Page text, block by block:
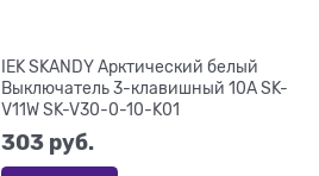
IEK SKANDY Арктический белый
Выключатель 3-клавишный 10А SK-
V11W SK-V30-0-10-K01
303 руб.